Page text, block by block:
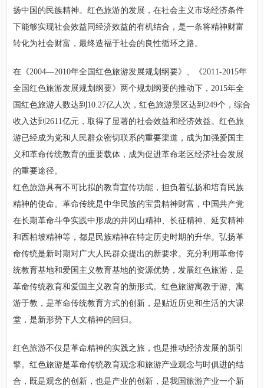
扬中国的民族精神。红色旅游的发展，在社会主义市场经济条件
下能够实现社会效益同经济效益的有机结合，是一条将精神财富
转化为社会财富，最终造福于社会的良性循环之路。
在《2004—2010年全国红色旅游发展规划纲要》、《2011-2015年
全国红色旅游发展规划纲要》两个规划纲要的推动下，2015年全
国红色旅游人数达到10.27亿人次，红色旅游景区达到249个，综合
收入达到2611亿元，取得了显著的社会效益和经济效益。红色旅
游已经成为党和人民群众密切联系的重要渠道，成为加强爱国主
义和革命传统教育的重要载体，成为促进革命老区经济社会发展
的重要途径。
红色旅游具有不可比拟的教育宣传功能，担负着弘扬和培育民族
精神的使命。革命传统是中华民族的宝贵精神财富，中国共产党
在长期革命斗争实践中形成的井冈山精神、长征精神、延安精神
和西柏坡精神等，都是民族精神在特定历史时期的升华。弘扬革
命传统是新时期对广大人民群众提出的新要求。充分利用革命传
统教育基地和爱国主义教育基地的资源优势，发展红色旅游，是
革命传统教育和爱国主义教育的新形式。红色旅游寓教于游、寓
游于教，是革命传统教育方式的创新，是贴近历史和生活的大课
堂，是新形势下人文精神的回归。
红色旅游不仅是革命精神的实践之旅，也是推动经济发展的新引
擎。红色旅游是革命传统教育观念和旅游产业观念与时俱进的结
合，既是观念的创新，也是产业的创新，是我国旅游产业一个新